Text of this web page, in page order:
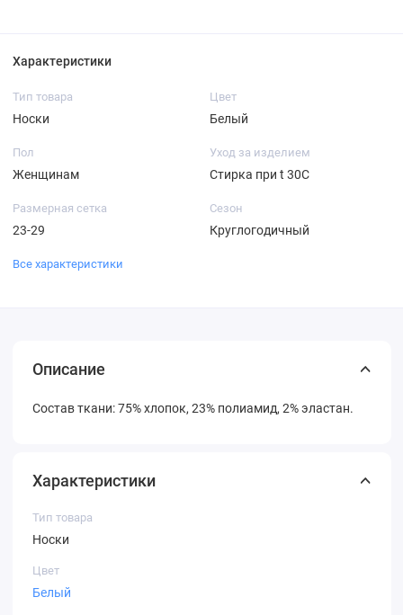
Характеристики
Тип товара
Носки
Цвет
Белый
Пол
Женщинам
Уход за изделием
Стирка при t 30С
Размерная сетка
23-29
Сезон
Круглогодичный
Все характеристики
Описание
Состав ткани: 75% хлопок, 23% полиамид, 2% эластан.
Характеристики
Тип товара
Носки
Цвет
Белый